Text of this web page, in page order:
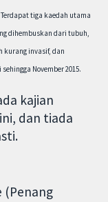
Terdapat tiga kaedah utama
dihembuskan dari tubuh,
kurang invasif, dan
November 2015.
kajian
dan tiada
(Penang